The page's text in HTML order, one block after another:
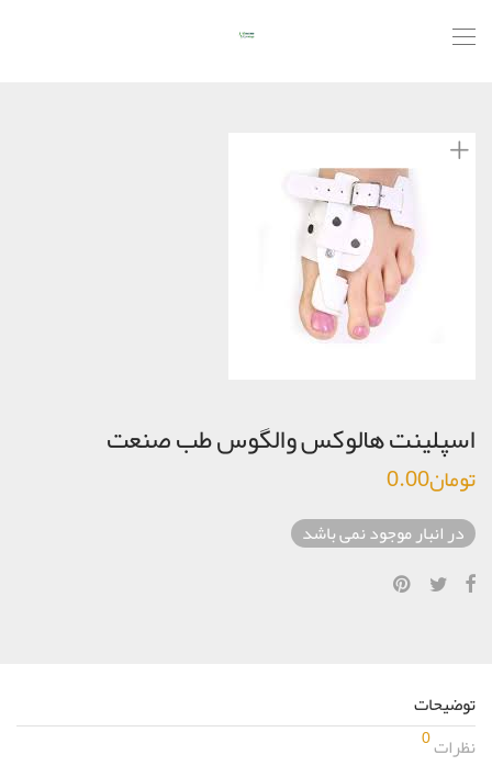
اسپلينت هالوكس والگوس طب صنعت
تومان0.00
در انبار موجود نمی باشد
توضیحات
نظرات0